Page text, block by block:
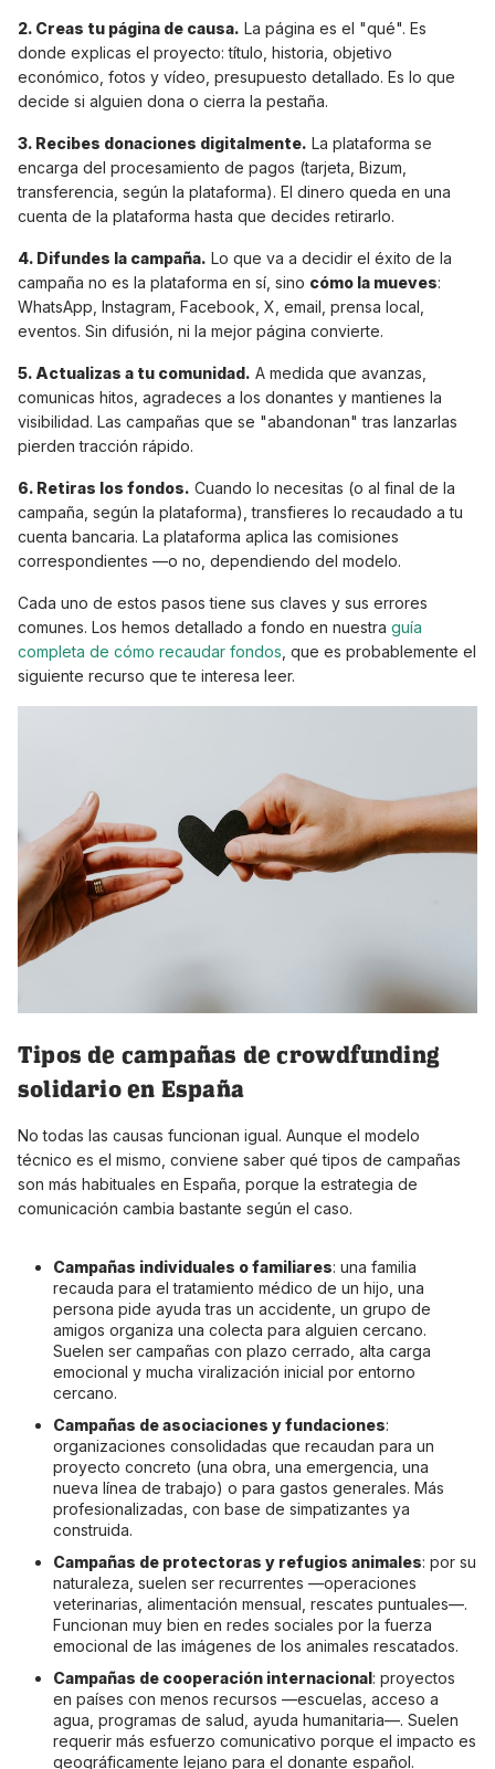
2. Creas tu página de causa. La página es el "qué". Es
donde explicas el proyecto: título, historia, objetivo
económico, fotos y vídeo, presupuesto detallado. Es lo que
decide si alguien dona o cierra la pestaña.
3. Recibes donaciones digitalmente. La plataforma se
encarga del procesamiento de pagos (tarjeta, Bizum,
transferencia, según la plataforma). El dinero queda en una
cuenta de la plataforma hasta que decides retirarlo.
4. Difundes la campaña. Lo que va a decidir el éxito de la
campaña no es la plataforma en sí, sino cómo la mueves:
WhatsApp, Instagram, Facebook, X, email, prensa local,
eventos. Sin difusión, ni la mejor página convierte.
5. Actualizas a tu comunidad. A medida que avanzas,
comunicas hitos, agradeces a los donantes y mantienes la
visibilidad. Las campañas que se "abandonan" tras lanzarlas
pierden tracción rápido.
6. Retiras los fondos. Cuando lo necesitas (o al final de la
campaña, según la plataforma), transfieres lo recaudado a tu
cuenta bancaria. La plataforma aplica las comisiones
correspondientes —o no, dependiendo del modelo.
Cada uno de estos pasos tiene sus claves y sus errores
comunes. Los hemos detallado a fondo en nuestra guía
completa de cómo recaudar fondos , que es probablemente el
siguiente recurso que te interesa leer.
Tipos de campañas de crowdfunding
solidario en España
No todas las causas funcionan igual. Aunque el modelo
técnico es el mismo, conviene saber qué tipos de campañas
son más habituales en España, porque la estrategia de
comunicación cambia bastante según el caso.
Campañas individuales o familiares: una familia
recauda para el tratamiento médico de un hijo, una
persona pide ayuda tras un accidente, un grupo de
amigos organiza una colecta para alguien cercano.
Suelen ser campañas con plazo cerrado, alta carga
emocional y mucha viralización inicial por entorno
cercano.
Campañas de asociaciones y fundaciones:
organizaciones consolidadas que recaudan para un
proyecto concreto (una obra, una emergencia, una
nueva línea de trabajo) o para gastos generales. Más
profesionalizadas, con base de simpatizantes ya
construida.
Campañas de protectoras y refugios animales: por su
naturaleza, suelen ser recurrentes —operaciones
veterinarias, alimentación mensual, rescates puntuales—.
Funcionan muy bien en redes sociales por la fuerza
emocional de las imágenes de los animales rescatados.
Campañas de cooperación internacional: proyectos
en países con menos recursos —escuelas, acceso a
agua, programas de salud, ayuda humanitaria—. Suelen
requerir más esfuerzo comunicativo porque el impacto es
geográficamente lejano para el donante español.